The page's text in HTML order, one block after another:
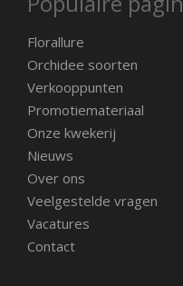
Florallure
Orchidee soorten
Verkooppunten
Promotiemateriaal
Onze kwekerij
Nieuws
Over ons
Veelgestelde vragen
Vacatures
Contact